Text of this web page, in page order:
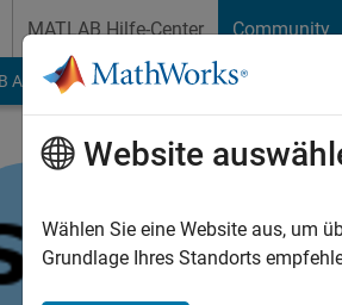
MATLAB Hilfe-Center Community
Answers File Exchange Cody
Last seen: 9 Monate
Followers:0
Website
Wählen Sie eine Website aus, um
Grundlage Ihres Standorts